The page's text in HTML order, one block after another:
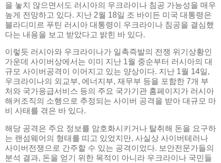
을 놓치 않으면서도 러시아의 우크라이나 침공 가능성을 매우
높게 전망하고 있다. 지난 2월 18일 조 바이든 미국 대통령은
블라디미르 푸틴 러시아 대통령이 우크라이나 침공을 결심했
다는 내용을 보고 받았다고 밝힌 바 있다.
이렇듯 러시아와 우크라이나가 일촉즉발의 전쟁 위기상황인
가운데 사이버상에서는 이미 지난 1월 중순부터 러시아의 대
규모 사이버공격이 이어지고 있는 양상이다. 지난 1월 14일,
우크라이나의 외교부, 에너지부, 재무부 등을 포함한 7개 부
처와 국가응급서비스 등의 주요 국가기관 홈페이지가 러시아
해커조직의 소행으로 추정되는 사이버 공격을 받아 대규모 마
비 사태를 겪은 바 있다.
해당 공격은 주요 정보를 암호화시키거나 탈취해 돈을 요구하
는 랜섬웨어의 형태를 띠고 있었지만, 사실상 사이버테러나
사이버전쟁으로 간주할 수 있는 공격이었다. 보안전문가들의
분석 결과, 돈을 얻기 위한 목적이 아니라 우크라이나 국민들